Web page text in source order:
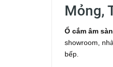
Mỏng,
Ổ cắm âm
showroom,
bếp.